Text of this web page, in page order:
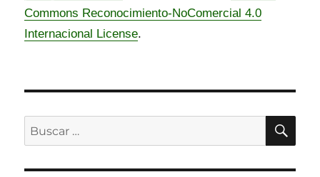
Commons Reconocimiento-NoComercial 4.0
Internacional License.
Buscar
por: